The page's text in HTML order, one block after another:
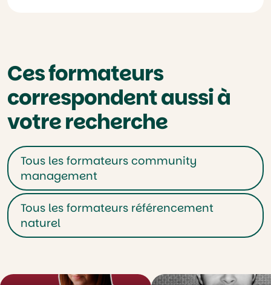
Ces formateurs
correspondent aussi à
votre recherche
Tous les formateurs community
management
Tous les formateurs référencement
naturel